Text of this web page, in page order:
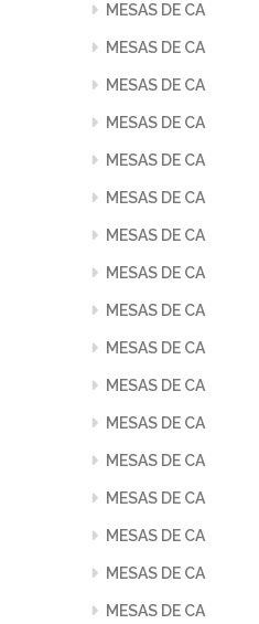
MESAS DE CA
MESAS DE CA
MESAS DE CA
MESAS DE CA
MESAS DE CA
MESAS DE CA
MESAS DE CA
MESAS DE CA
MESAS DE CA
MESAS DE CA
MESAS DE CA
MESAS DE CA
MESAS DE CA
MESAS DE CA
MESAS DE CA
MESAS DE CA
MESAS DE CA